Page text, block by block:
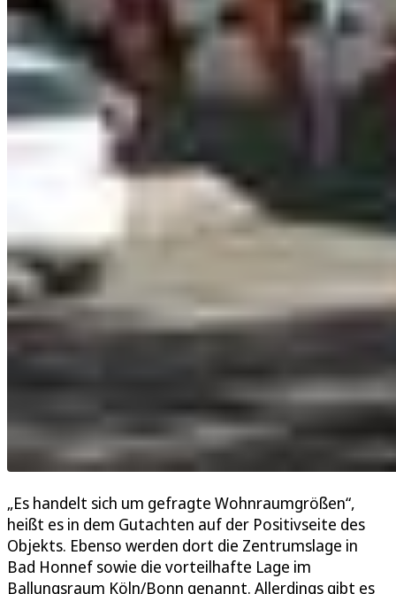
„Es handelt sich um gefragte Wohnraumgrößen“,
heißt es in dem Gutachten auf der Positivseite des
Objekts. Ebenso werden dort die Zentrumslage in
Bad Honnef sowie die vorteilhafte Lage im
Ballungsraum Köln/Bonn genannt. Allerdings gibt es